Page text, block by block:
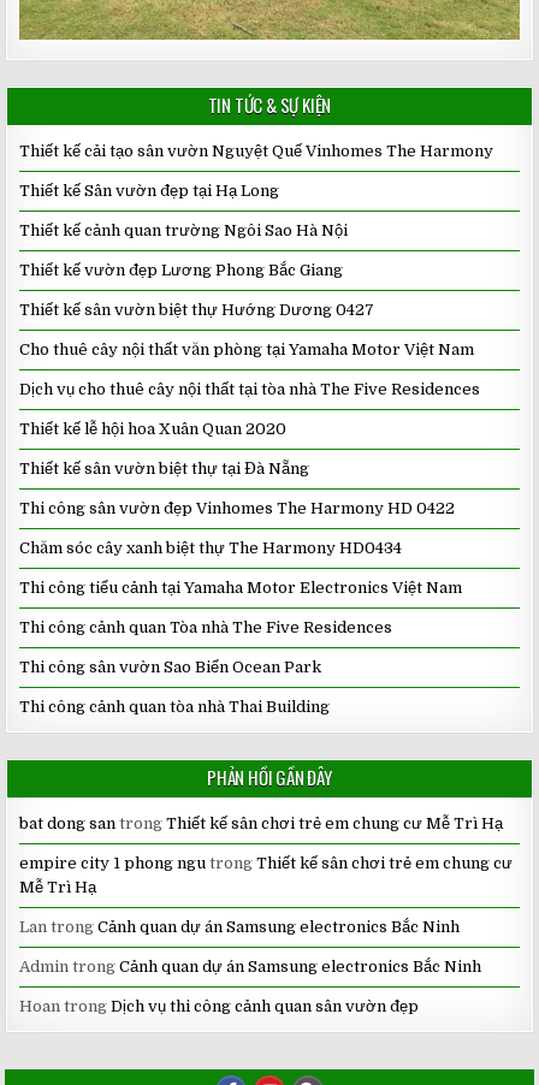
TIN TỨC & SỰ KIỆN
Thiết kế cải tạo sân vườn Nguyệt Quế Vinhomes The Harmony
Thiết kế Sân vườn đẹp tại Hạ Long
Thiết kế cảnh quan trường Ngôi Sao Hà Nội
Thiết kế vườn đẹp Lương Phong Bắc Giang
Thiết kế sân vườn biệt thự Hướng Dương 0427
Cho thuê cây nội thất văn phòng tại Yamaha Motor Việt Nam
Dịch vụ cho thuê cây nội thất tại tòa nhà The Five Residences
Thiết kế lễ hội hoa Xuân Quan 2020
Thiết kế sân vườn biệt thự tại Đà Nẵng
Thi công sân vườn đẹp Vinhomes The Harmony HD 0422
Chăm sóc cây xanh biệt thự The Harmony HD0434
Thi công tiểu cảnh tại Yamaha Motor Electronics Việt Nam
Thi công cảnh quan Tòa nhà The Five Residences
Thi công sân vườn Sao Biển Ocean Park
Thi công cảnh quan tòa nhà Thai Building
PHẢN HỒI GẦN ĐÂY
bat dong san trongThiết kế sân chơi trẻ em chung cư Mễ Trì Hạ
empire city 1 phong ngu trongThiết kế sân chơi trẻ em chung cư
Mễ Trì Hạ
Lan trongCảnh quan dự án Samsung electronics Bắc Ninh
Admin trongCảnh quan dự án Samsung electronics Bắc Ninh
Hoan trongDịch vụ thi công cảnh quan sân vườn đẹp